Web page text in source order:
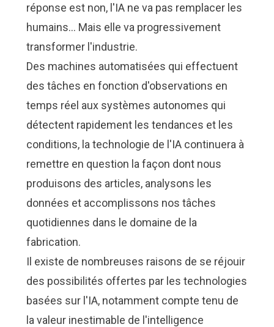
réponse est non, l'IA ne va pas remplacer les
humains… Mais elle va progressivement
transformer l'industrie.
Des machines automatisées qui effectuent
des tâches en fonction d'observations en
temps réel aux systèmes autonomes qui
détectent rapidement les tendances et les
conditions, la technologie de l'IA continuera à
remettre en question la façon dont nous
produisons des articles, analysons les
données et accomplissons nos tâches
quotidiennes dans le domaine de la
fabrication.
Il existe de nombreuses raisons de se réjouir
des possibilités offertes par les technologies
basées sur l'IA, notamment compte tenu de
la valeur inestimable de l'intelligence